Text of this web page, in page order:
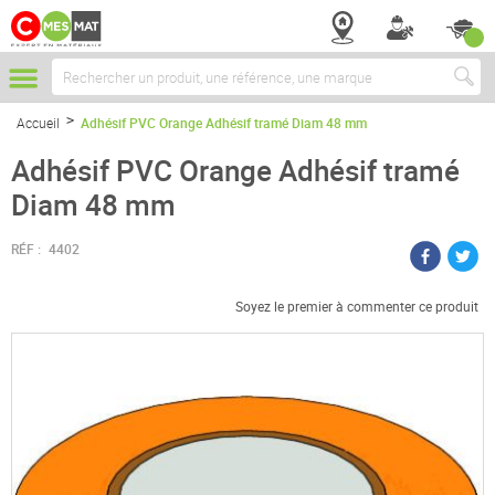
Chercher
Accueil Adhésif PVC Orange Adhésif tramé Diam 48 mm
Adhésif PVC Orange Adhésif tramé
Diam 48 mm
RÉF : 4402
Soyez le premier à commenter ce produit
Passer